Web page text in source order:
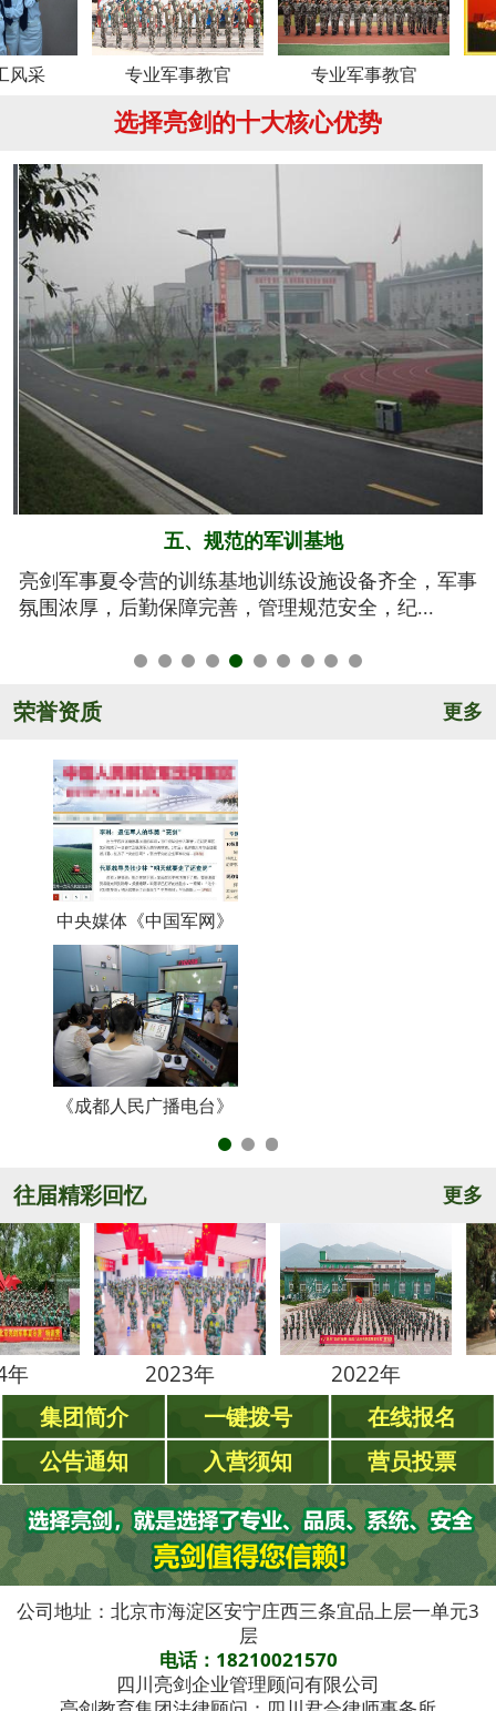
专业军事教官 专业军事教官
选择亮剑的十大核心优势
六、系统的安全保障
我们将安全视为生命，安全高于一切！从孩子训练期
间的衣、食、住、行全方位有效管控，由生活...
荣誉资质 更多
中央媒体《中国军网》
《成都人民广播电台》
往届精彩回忆 更多
2023年 2022年
集团简介 一键拨号
在线报名
公告通知
入营须知 营员投票
公司地址：北京市海淀区安宁庄西三条宜品上层一单元3
层
电话：18210021570
四川亮剑企业管理顾问有限公司